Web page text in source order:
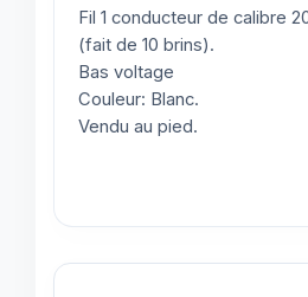
Fil 1 conducteur de calibre
(fait de 10 brins).
Bas voltage
Couleur: Blanc.
Vendu au pied.